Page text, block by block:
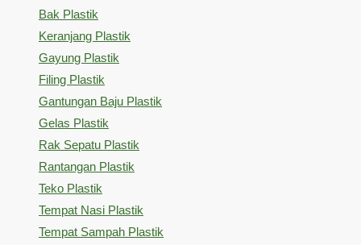
Bak Plastik
Keranjang Plastik
Gayung Plastik
Filing Plastik
Gantungan Baju Plastik
Gelas Plastik
Rak Sepatu Plastik
Rantangan Plastik
Teko Plastik
Tempat Nasi Plastik
Tempat Sampah Plastik